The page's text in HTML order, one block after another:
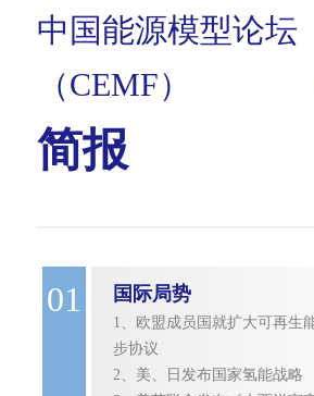
中国能源模型论坛
（CEMF）
简报
01 国际局势
1、欧盟成员国就扩大可再生
步协议
2、美、日发布国家氢能战略